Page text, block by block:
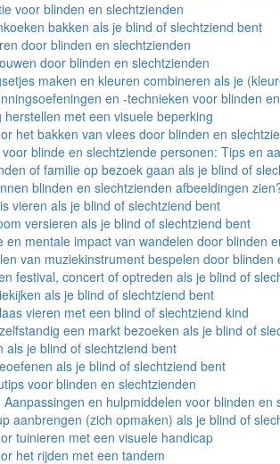
voor blinden en slechtzienden
bakken als je blind of slechtziend bent
door blinden en slechtzienden
door blinden en slechtzienden
maken en kleuren combineren als je
en -technieken voor blinden
herstellen met een visuele beperking
het bakken van vlees door blinden en
voor blinde en slechtziende personen: Tips en
of familie op bezoek gaan als je blind of
blinden en slechtzienden afbeeldingen
vieren als je blind of slechtziend bent
versieren als je blind of slechtziend bent
en mentale impact van wandelen door blinden
van muziekinstrument bespelen door blinden
festival, concert of optreden als je blind of
als je blind of slechtziend bent
vieren met een blind of slechtziend kind
een markt bezoeken als je blind of
als je blind of slechtziend bent
als je blind of slechtziend bent
voor blinden en slechtzienden
Aanpassingen en hulpmiddelen voor blinden en
aanbrengen (zich opmaken) als je blind of
tuinieren met een visuele handicap
het rijden met een tandem